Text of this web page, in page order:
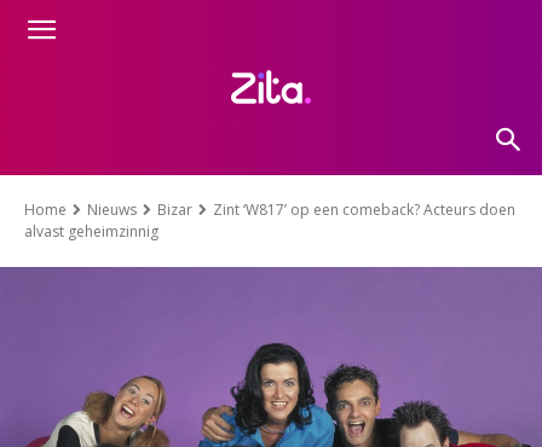
Home Nieuws Bizar
Zint ‘W817’ op een comeback? Acteurs doen
alvast geheimzinnig